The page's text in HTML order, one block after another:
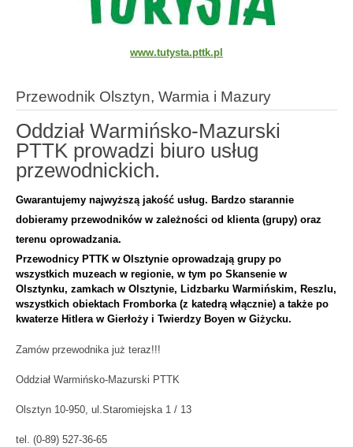
www.tutysta.pttk.pl
Przewodnik Olsztyn, Warmia i Mazury
Oddział Warmińsko-Mazurski
PTTK prowadzi biuro usług
przewodnickich.
Gwarantujemy najwyższą jakość usług. Bardzo starannie
dobieramy przewodników w zależności od klienta (grupy) oraz
terenu oprowadzania.
Przewodnicy PTTK w Olsztynie oprowadzają grupy po
wszystkich muzeach w regionie, w tym po Skansenie w
Olsztynku, zamkach w Olsztynie, Lidzbarku Warmińskim, Reszlu,
wszystkich obiektach Fromborka (z katedrą włącznie) a także po
kwaterze Hitlera w Gierłoży i Twierdzy Boyen w Giżycku.
Zamów przewodnika już teraz!!!
Oddział Warmińsko-Mazurski PTTK
Olsztyn 10-950, ul.Staromiejska 1 / 13
tel. (0-89) 527-36-65